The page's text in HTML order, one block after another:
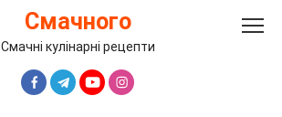
Смачного
Смачні кулінарні рецепти